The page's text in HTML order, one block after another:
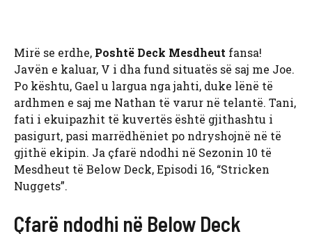
Mirë se erdhe, Poshtë Deck Mesdheut fansa!
Javën e kaluar, V i dha fund situatës së saj me Joe.
Po kështu, Gael u largua nga jahti, duke lënë të
ardhmen e saj me Nathan të varur në telantë. Tani,
fati i ekuipazhit të kuvertës është gjithashtu i
pasigurt, pasi marrëdhëniet po ndryshojnë në të
gjithë ekipin. Ja çfarë ndodhi në Sezonin 10 të
Mesdheut të Below Deck, Episodi 16, “Stricken
Nuggets”.
Çfarë ndodhi në Below Deck